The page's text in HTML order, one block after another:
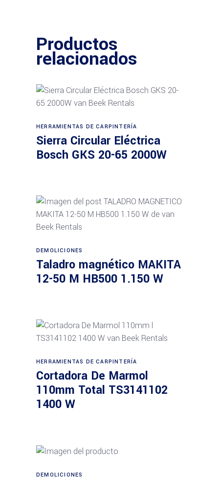
Productos
relacionados
Leer más
HERRAMIENTAS DE CARPINTERÍA
Sierra Circular Eléctrica
Bosch GKS 20-65 2000W
DEMOLICIONES
Taladro magnético MAKITA
12-50 M HB500 1.150 W
Leer más
HERRAMIENTAS DE CARPINTERÍA
Cortadora De Marmol
110mm Total TS3141102
1400 W
DEMOLICIONES